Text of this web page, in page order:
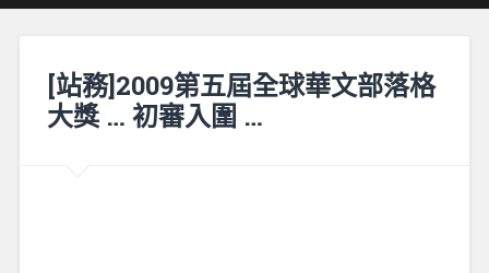
[站務]2009第五屆全球華文部落格
大獎 … 初審入圍 …